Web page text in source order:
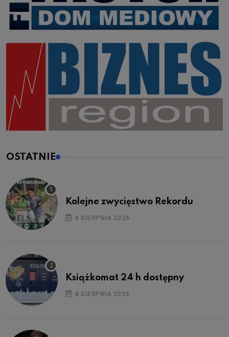
OSTATNIE
Kolejne zwycięstwo Rekordu
8 SIERPNIA 2026
Książkomat 24 h dostępny
8 SIERPNIA 2026